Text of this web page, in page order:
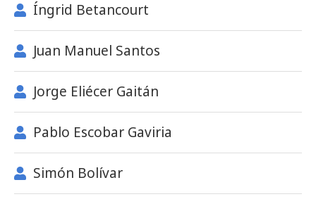
Íngrid Betancourt
Juan Manuel Santos
Jorge Eliécer Gaitán
Pablo Escobar Gaviria
Simón Bolívar